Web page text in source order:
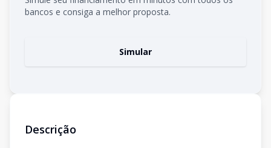
bancos e consiga a melhor proposta.
Simular
Descrição